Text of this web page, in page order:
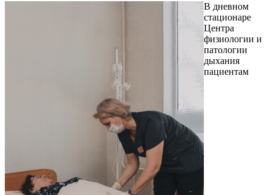
В дневном
стационаре
Центра
физиологии и
патологии
дыхания
пациентам